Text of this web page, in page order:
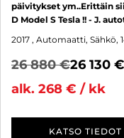
päivitykset ym..Erittäin
D Model S Tesla !! - J.
2017 , Automaatti, Sähkö,
26 880 €26 130 €
alk. 268 € / kk
KATSO TIEDOT